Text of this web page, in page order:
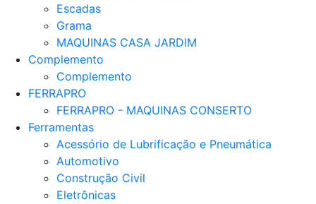
Escadas
Grama
MAQUINAS CASA JARDIM
Complemento
Complemento
FERRAPRO
FERRAPRO - MAQUINAS CONSERTO
Ferramentas
Acessório de Lubrificação e Pneumática
Automotivo
Construção Civil
Eletrônicas